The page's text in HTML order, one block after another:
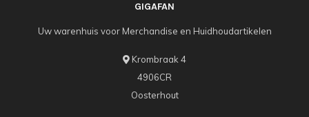
GIGAFAN
Uw warenhuis voor Merchandise en Huidhoudartikelen
Krombraak 4
4906CR
Oosterhout